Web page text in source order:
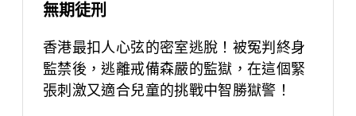
無期徒刑
香港最扣人心弦的密室逃脫！被冤判終身
監禁後，逃離戒備森嚴的監獄，在這個緊
張刺激又適合兒童的挑戰中智勝獄警！